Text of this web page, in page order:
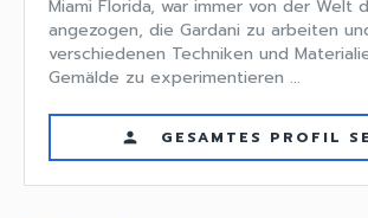
Miami Florida, war immer von der Welt
angezogen, die Gardani zu arbeiten
verschiedenen Techniken und
Gemälde zu experimentieren ...
person GESAMTES PROFIL